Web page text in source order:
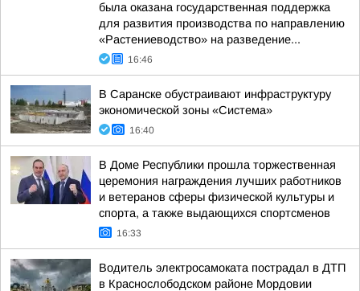
была оказана государственная поддержка
для развития производства по направлению
«Растениеводство» на разведение...
16:46
В Саранске обустраивают инфраструктуру
экономической зоны «Система»
16:40
В Доме Республики прошла торжественная
церемония награждения лучших работников
и ветеранов сферы физической культуры и
спорта, а также выдающихся спортсменов
16:33
Водитель электросамоката пострадал в ДТП
в Краснослободском районе Мордовии